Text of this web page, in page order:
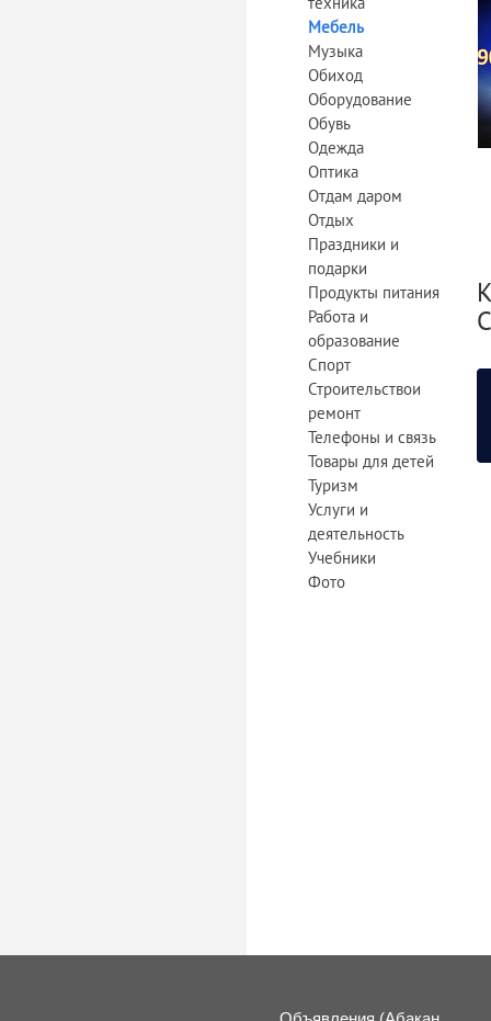
Мебель
Музыка
Обиход
Оборудование
Обувь
Одежда
Оптика
Отдам даром
Отдых
Праздники и
подарки
Продукты питания
Работа и
образование
Спорт
Строительствои
ремонт
Телефоны и связь
Товары для детей
Туризм
Услуги и
деятельность
Учебники
Фото